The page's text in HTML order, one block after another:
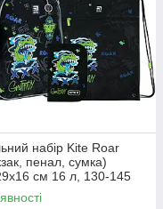
набір Kite Roar
пенал, сумка)
см 16 л, 130-145
531M-5